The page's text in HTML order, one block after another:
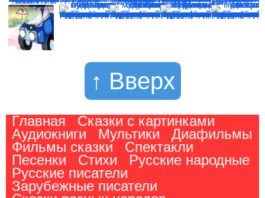
↑ Вверх
Главная
Сказки с картинками
Аудиокниги
Мультики
Диафильмы
Фильмы сказки
Спектакли
Песенки
Стихи
Русские народные
Русские писатели
Зарубежные писатели